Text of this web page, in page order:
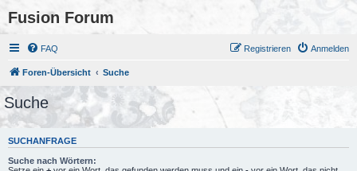
Fusion Forum
FAQ Anmelden
Registrieren
Foren-Übersicht Suche
Suche
SUCHANFRAGE
Suche nach Wörtern: